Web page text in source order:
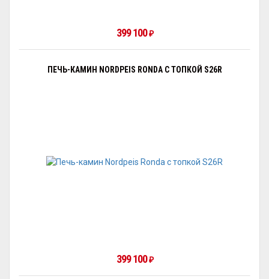
399 100 ₽
ПЕЧЬ-КАМИН NORDPEIS RONDA С ТОПКОЙ S26R
399 100 ₽